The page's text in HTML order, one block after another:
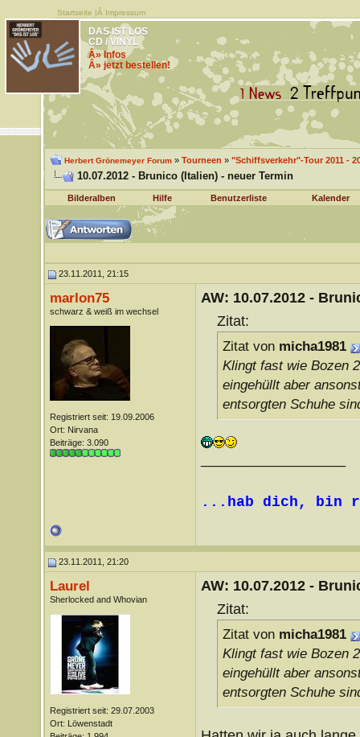
Startseite |Â Impressum
DAS IST LOS
CD / VINYL
Â» Infos
Â» jetzt bestellen!
Herbert Grönemeyer Forum» Tourneen » "Schiffsverkehr"-Tour 2011 -
10.07.2012 - Brunico (Italien) - neuer Termin
Bilderalben Hilfe Benutzerliste Kalender
23.11.2011, 21:15
marlon75
schwarz & weiß im wechsel
Registriert seit: 19.09.2006
Ort: Nirvana
Beiträge: 3.090
AW: 10.07.2012 -
Zitat:
Zitat von micha1981
Klingt fast wie Bozen
eingehüllt aber
entsorgten Schuhe
...hab dich, bin
23.11.2011, 21:20
Laurel
Sherlocked and Whovian
Registriert seit: 29.07.2003
Ort: Löwenstadt
AW: 10.07.2012 -
Zitat:
Zitat von micha1981
Klingt fast wie Bozen
eingehüllt aber
entsorgten Schuhe